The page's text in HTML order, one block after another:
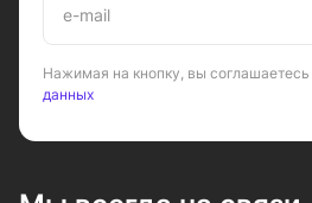
Нажимая на кнопку, вы соглашаетесь
данных